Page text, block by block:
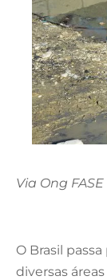
Via Ong FASE
O Brasil
diversas